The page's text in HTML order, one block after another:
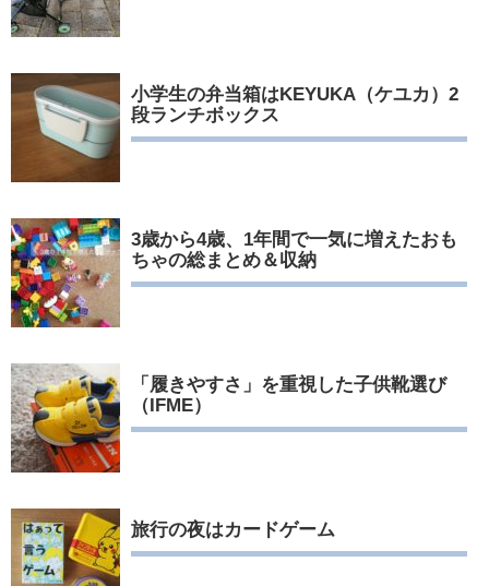
小学生の弁当箱はKEYUKA（ケユカ）2
段ランチボックス
3歳から4歳、1年間で一気に増えたおも
ちゃの総まとめ＆収納
「履きやすさ」を重視した子供靴選び
（IFME）
旅行の夜はカードゲーム